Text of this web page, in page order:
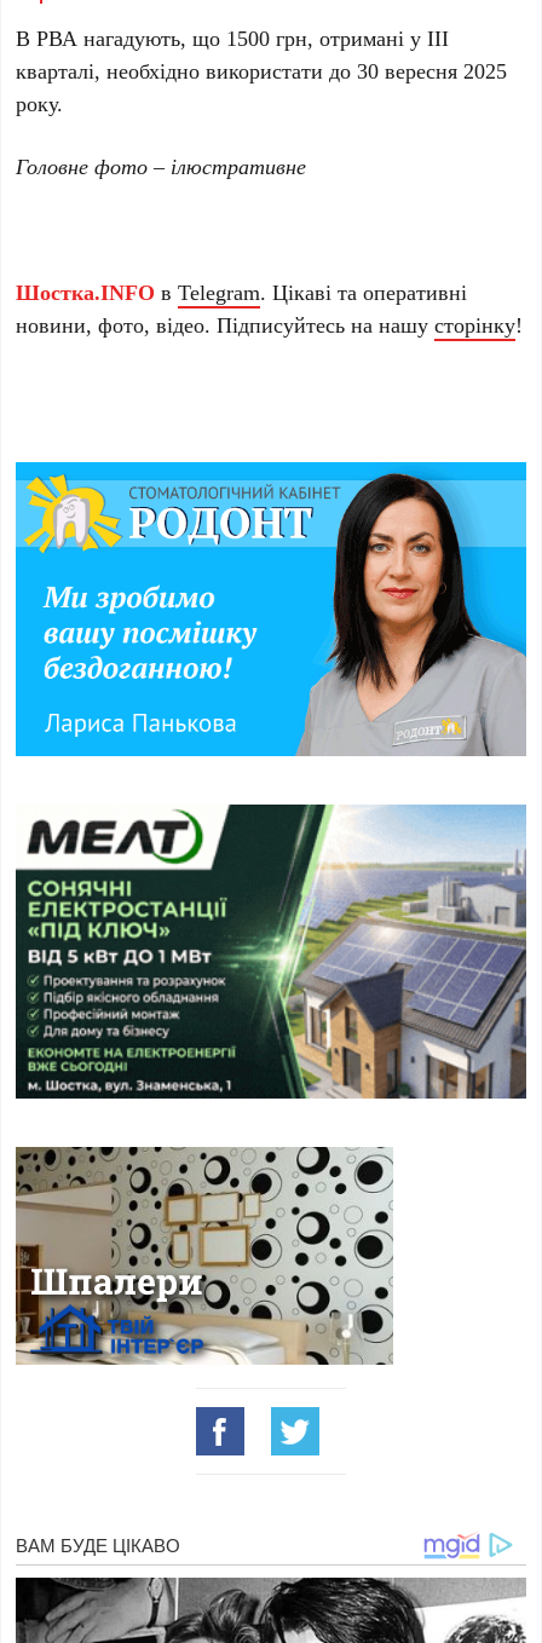
В РВА нагадують, що 1500 грн, отримані у ІІІ
кварталі, необхідно використати до 30 вересня 2025
року.
Головне фото – ілюстративне
Шостка.INFO вTelegram. Цікаві та оперативні
новини, фото, відео. Підписуйтесь на нашусторінку!